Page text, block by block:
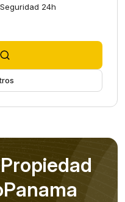
Seguridad 24h
Propiedad
Panama